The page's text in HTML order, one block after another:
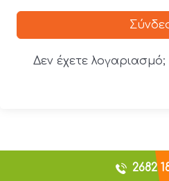
Δεν έχετε λογαριασμό;
2682